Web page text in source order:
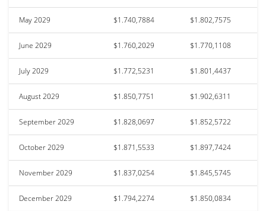
May 2029 $1.740,7884 $1.802,7575
June 2029 $1.760,2029 $1.770,1108
July 2029 $1.772,5231 $1.801,4437
August 2029 $1.850,7751 $1.902,6311
September 2029 $1.828,0697 $1.852,5722
October 2029 $1.871,5533 $1.897,7424
November 2029 $1.837,0254 $1.845,5745
December 2029 $1.794,2274 $1.850,0834